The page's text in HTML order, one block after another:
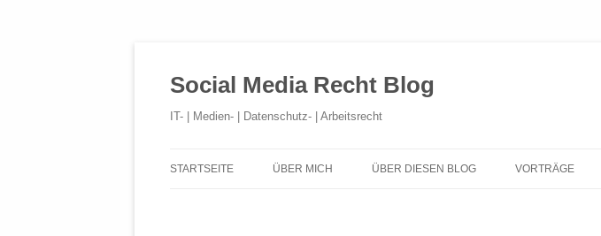
Social Media Recht Blog
IT- | Medien- | Datenschutz- | Arbeitsrecht
STARTSEITE ÜBER MICH ÜBER DIESEN BLOG VORTRÄGE